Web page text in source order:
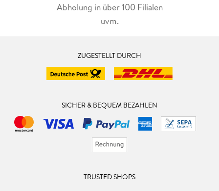
Abholung in über 100 Filialen
uvm.
ZUGESTELLT DURCH
SICHER & BEQUEM BEZAHLEN
TRUSTED SHOPS